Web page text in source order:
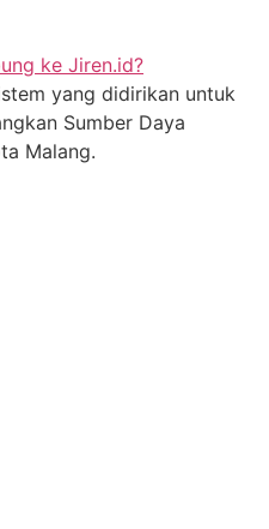
ke Jiren.id?
yang didirikan untuk
Sumber Daya
Malang.